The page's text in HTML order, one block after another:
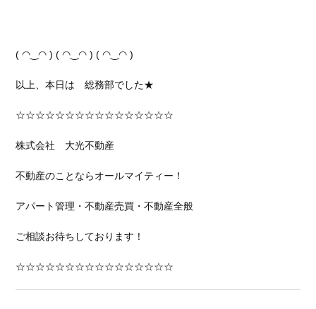
( ◠‿◠ ) ( ◠‿◠ ) ( ◠‿◠ )
以上、本日は 総務部でした★
☆☆☆☆☆☆☆☆☆☆☆☆☆☆☆☆
株式会社 大光不動産
不動産のことならオールマイティー！
アパート管理・不動産売買・不動産全般
ご相談お待ちしております！
☆☆☆☆☆☆☆☆☆☆☆☆☆☆☆☆